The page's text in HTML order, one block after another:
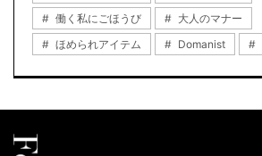
働く私にごほうび
大人のマナー
ほめられアイテム
Domanist